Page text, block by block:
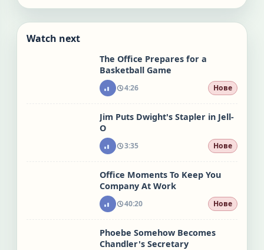
Watch next
The Office Prepares for a
Basketball Game
4:26 Нове
Jim Puts Dwight's Stapler in Jell-
O
3:35 Нове
Office Moments To Keep You
Company At Work
40:20 Нове
Phoebe Somehow Becomes
Chandler's Secretary